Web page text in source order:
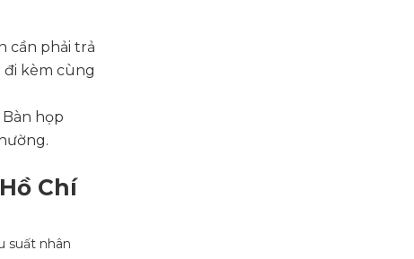
cần phải trả
đi kèm cùng
họp
Chí
suất nhân